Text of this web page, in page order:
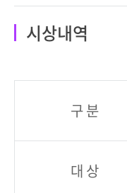
시상내역
구 분
대 상